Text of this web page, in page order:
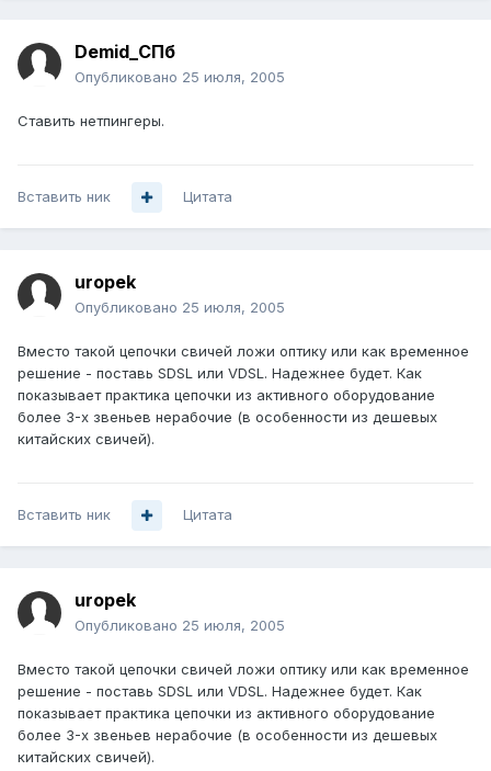
Demid_СПб
Опубликовано 25 июля, 2005
Ставить нетпингеры.
Вставить ник Цитата
uropek
Опубликовано 25 июля, 2005
Вместо такой цепочки свичей ложи оптику или как временное
решение - поставь SDSL или VDSL. Надежнее будет. Как
показывает практика цепочки из активного оборудование
более 3-х звеньев нерабочие (в особенности из дешевых
китайских свичей).
Вставить ник Цитата
uropek
Опубликовано 25 июля, 2005
Вместо такой цепочки свичей ложи оптику или как временное
решение - поставь SDSL или VDSL. Надежнее будет. Как
показывает практика цепочки из активного оборудование
более 3-х звеньев нерабочие (в особенности из дешевых
китайских свичей).